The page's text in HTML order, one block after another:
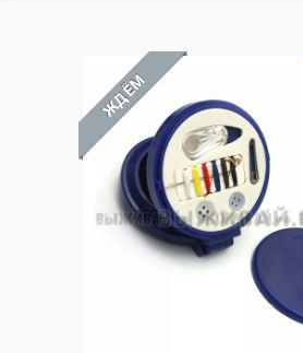
ЖДЁМ